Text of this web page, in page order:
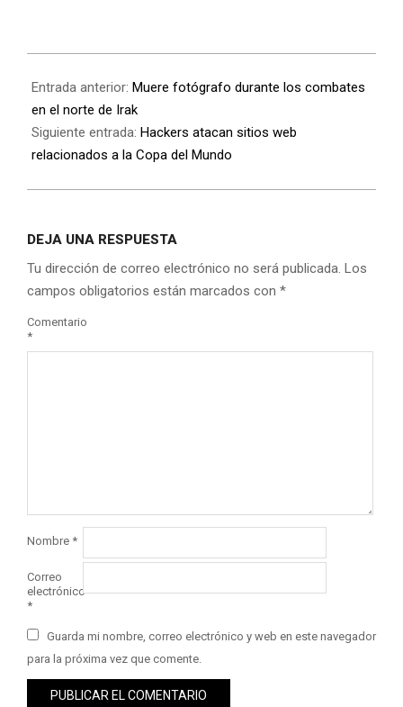
Entrada anterior: Muere fotógrafo durante los combates
en el norte de Irak
Siguiente entrada: Hackers atacan sitios web
relacionados a la Copa del Mundo
DEJA UNA RESPUESTA
Tu dirección de correo electrónico no será publicada. Los
campos obligatorios están marcados con *
Comentario
*
Nombre *
Correo
electrónico
*
Guarda mi nombre, correo electrónico y web en este navegador
para la próxima vez que comente.